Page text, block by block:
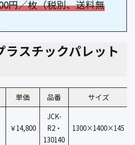
円／枚（税別、送料無
ラスチックパレット
単価 品番 サイズ
￥14,800
JCK-
R2・
130140
1300×1400×145